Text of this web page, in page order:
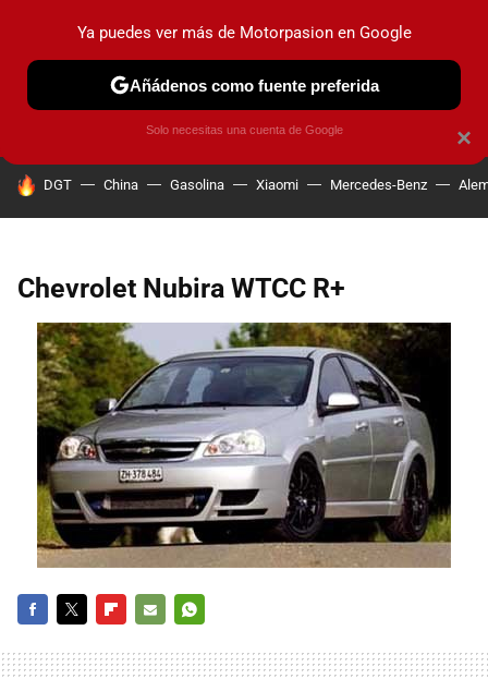
PRUEBAS COCHES ELÉCTRICOS OBSERVATORIO
HOY SE HABLA DE
DGT China Gasolina Xiaomi Mercedes-Benz
Chevrolet Nubira WTCC R+
MAIL
×
Ya puedes ver más de Motorpasion en Google
Añádenos como fuente preferida
Solo necesitas una cuenta de Google